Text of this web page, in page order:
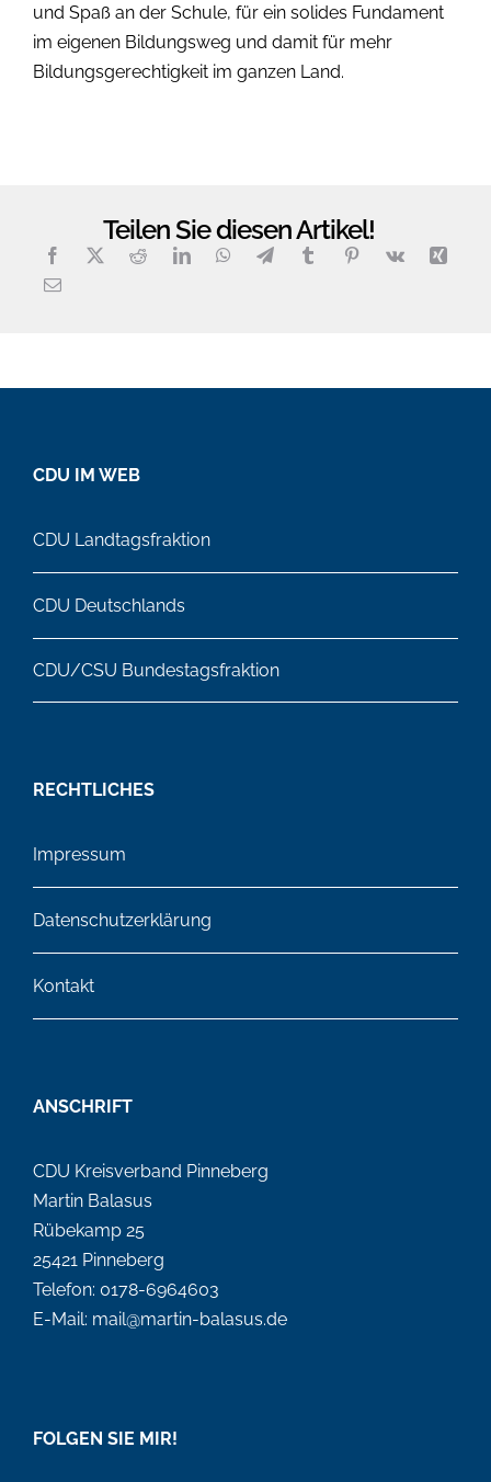
und Spaß an der Schule, für ein solides Fundament
im eigenen Bildungsweg und damit für mehr
Bildungsgerechtigkeit im ganzen Land.
Teilen Sie diesen Artikel!
CDU IM WEB
CDU Landtagsfraktion
CDU Deutschlands
CDU/CSU Bundestagsfraktion
RECHTLICHES
Impressum
Datenschutzerklärung
Kontakt
ANSCHRIFT
CDU Kreisverband Pinneberg
Martin Balasus
Rübekamp 25
25421 Pinneberg
Telefon: 0178-6964603
E-Mail: mail@martin-balasus.de
FOLGEN SIE MIR!